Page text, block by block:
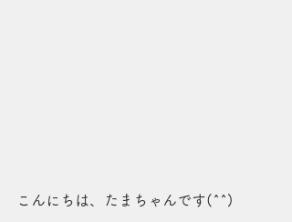
こんにちは、たまちゃんです(^^)